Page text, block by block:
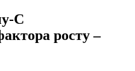
С
росту –